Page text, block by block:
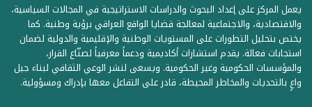
يعمل المركز على إعداد البحوث والدراسات الاستراتيجية في المجالات السياسية،
والاقتصادية، والاجتماعية لمعالجة قضايا الواقع العراقي برؤية وطنية. كما
يختص بتحليل التطورات على المستويات الوطنية والإقليمية والدولية لضمان
استجابات فعالة. يقدم استشارات أكاديمية ودعماً معرفياً لصنّاع القرار،
والمؤسسات الحكومية وغير الحكومية. ويسعى لنشر الوعي الثقافي لبناء جيل
واعٍ بالتحديات والمخاطر المحيطة، قادر على التفاعل معها بإدراك ومسؤولية.